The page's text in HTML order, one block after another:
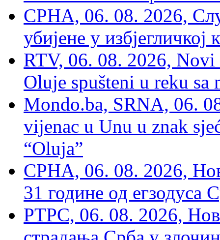
СРНА, 06. 08. 2026,
убијене у избјегличкој
RTV, 06. 08. 2026, Novi
Oluje spušteni u reku sa
Mondo.ba, SRNA, 06.
vijenac u Unu u znak
“Oluja”
СРНА, 06. 08. 2026,
31 године од егзодуса
РТРС, 06. 08. 2026,